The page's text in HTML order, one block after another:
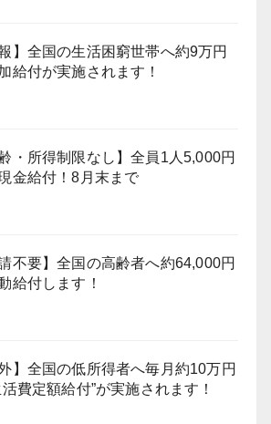
報】全国の生活困窮世帯へ約9万円
給付が実施されます！
齢・所得制限なし】全員1人5,000円
金給付！8月末まで
請不要】全国の高齢者へ約64,000円
給付します！
外】全国の低所得者へ毎月約10万円
活費定額給付”が実施されます！